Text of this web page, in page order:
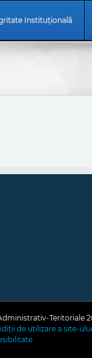
Instituțională
Teritoriale
de utilizare a site-ului